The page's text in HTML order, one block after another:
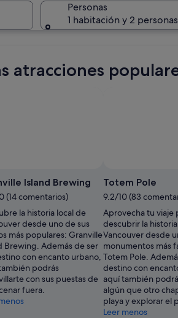
Paisaje
Personas
1 habitación y 2 personas
atracciones
Island Brewing
(14 comentarios)
la historia local de
desde uno de sus
más populares: Granville
Brewing. Además de ser
con encanto urbano,
podrás
con sus puestas de
fuera.
Totem Pole
9.2/10 (83
Aprovecha tu viaje
descubrir la
Vancouver desde
monumentos más
Totem Pole.
destino con
aquí también
algún que otro
playa y explorar el
Leer menos